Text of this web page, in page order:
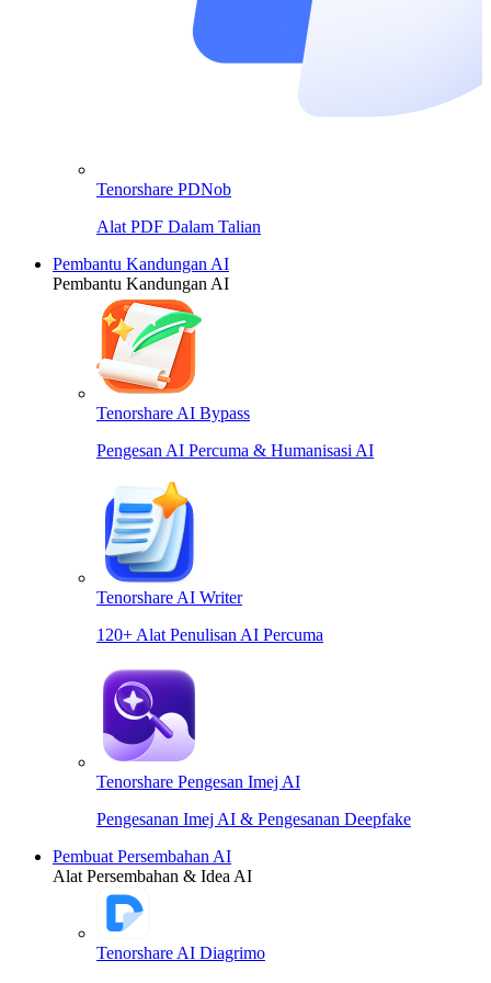
Tenorshare PDNob
Alat PDF Dalam Talian
Pembantu Kandungan AI
Pembantu Kandungan AI
Tenorshare AI Bypass
Pengesan AI Percuma & Humanisasi AI
Tenorshare AI Writer
120+ Alat Penulisan AI Percuma
Tenorshare Pengesan Imej AI
Pengesanan Imej AI & Pengesanan Deepfake
Pembuat Persembahan AI
Alat Persembahan & Idea AI
Tenorshare AI Diagrimo